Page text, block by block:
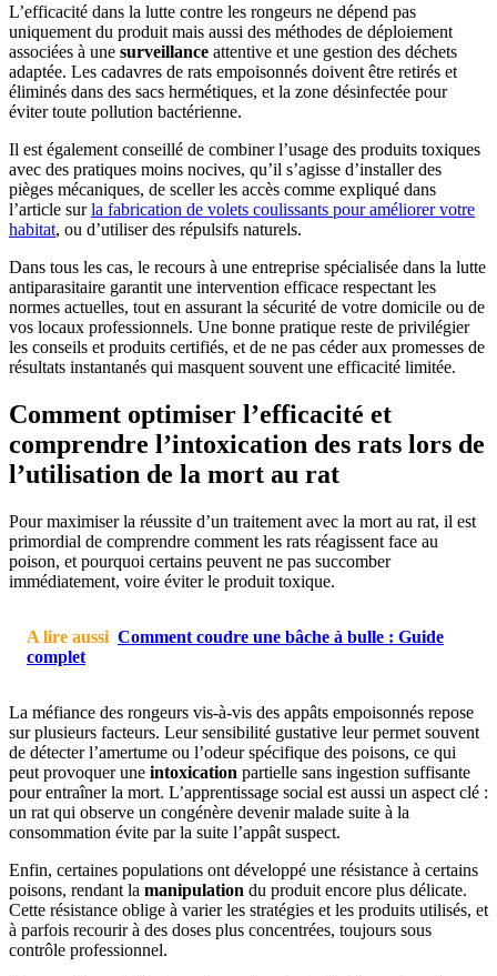
L’efficacité dans la lutte contre les rongeurs ne dépend pas
uniquement du produit mais aussi des méthodes de déploiement
associées à une surveillance attentive et une gestion des déchets
adaptée. Les cadavres de rats empoisonnés doivent être retirés et
éliminés dans des sacs hermétiques, et la zone désinfectée pour
éviter toute pollution bactérienne.
Il est également conseillé de combiner l’usage des produits toxiques
avec des pratiques moins nocives, qu’il s’agisse d’installer des
pièges mécaniques, de sceller les accès comme expliqué dans
l’article surla fabrication de volets coulissants pour améliorer votre
habitat, ou d’utiliser des répulsifs naturels.
Dans tous les cas, le recours à une entreprise spécialisée dans la lutte
antiparasitaire garantit une intervention efficace respectant les
normes actuelles, tout en assurant la sécurité de votre domicile ou de
vos locaux professionnels. Une bonne pratique reste de privilégier
les conseils et produits certifiés, et de ne pas céder aux promesses de
résultats instantanés qui masquent souvent une efficacité limitée.
Comment optimiser l’efficacité et
comprendre l’intoxication des rats lors de
l’utilisation de la mort au rat
Pour maximiser la réussite d’un traitement avec la mort au rat, il est
primordial de comprendre comment les rats réagissent face au
poison, et pourquoi certains peuvent ne pas succomber
immédiatement, voire éviter le produit toxique.
A lire aussi Comment coudre une bâche à bulle : Guide
complet
La méfiance des rongeurs vis-à-vis des appâts empoisonnés repose
sur plusieurs facteurs. Leur sensibilité gustative leur permet souvent
de détecter l’amertume ou l’odeur spécifique des poisons, ce qui
peut provoquer une intoxication partielle sans ingestion suffisante
pour entraîner la mort. L’apprentissage social est aussi un aspect clé :
un rat qui observe un congénère devenir malade suite à la
consommation évite par la suite l’appât suspect.
Enfin, certaines populations ont développé une résistance à certains
poisons, rendant la manipulation du produit encore plus délicate.
Cette résistance oblige à varier les stratégies et les produits utilisés, et
à parfois recourir à des doses plus concentrées, toujours sous
contrôle professionnel.